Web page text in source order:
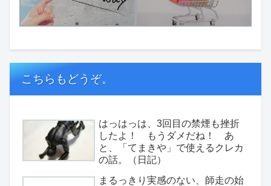
こちらもどうぞ。
はっはっは、3回目の禁煙も挫折
したよ！ もうダメだね！ あ
と、「てまきや」で使えるクレカ
の話。（日記）
まるっきり実感のない、師走の始